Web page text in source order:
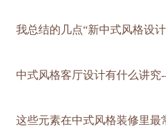
我总结的几点“新中式风格设
中式风格客厅设计有什么讲究
这些元素在中式风格装修里最